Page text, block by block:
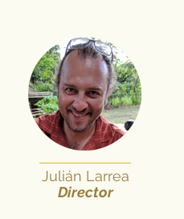
Julián Larrea
Director